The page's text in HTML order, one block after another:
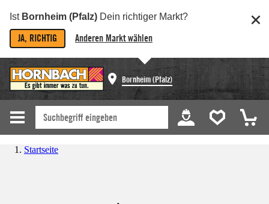
Ist Bornheim (Pfalz) Dein richtiger Markt?
JA, RICHTIG Anderen Markt wählen
Bornheim (Pfalz)
Startseite